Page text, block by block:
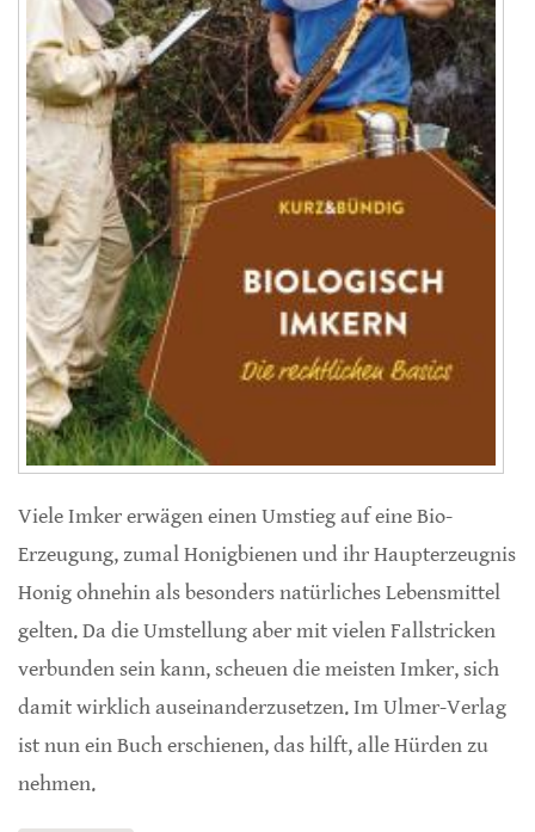
Viele Imker erwägen einen Umstieg auf eine Bio-
Erzeugung, zumal Honigbienen und ihr Haupterzeugnis
Honig ohnehin als besonders natürliches Lebensmittel
gelten. Da die Umstellung aber mit vielen Fallstricken
verbunden sein kann, scheuen die meisten Imker, sich
damit wirklich auseinanderzusetzen. Im Ulmer-Verlag
ist nun ein Buch erschienen, das hilft, alle Hürden zu
nehmen.